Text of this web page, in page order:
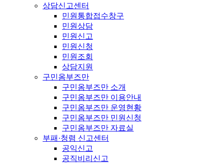
상담신고센터
민원통합접수창구
민원상담
민원신고
민원신청
민원조회
상담지원
구민옴부즈만
구민옴부즈만 소개
구민옴부즈만 이용안내
구민옴부즈만 운영현황
구민옴부즈만 민원신청
구민옴부즈만 자료실
부패·청렴 신고센터
공익신고
공직비리신고